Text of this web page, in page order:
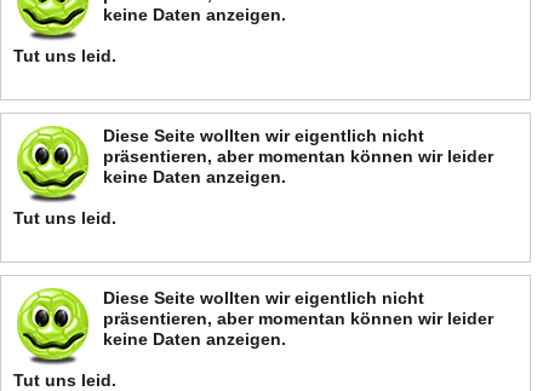
keine Daten anzeigen.
Tut uns leid.
Diese Seite wollten wir eigentlich nicht
präsentieren, aber momentan können wir leider
keine Daten anzeigen.
Tut uns leid.
Diese Seite wollten wir eigentlich nicht
präsentieren, aber momentan können wir leider
keine Daten anzeigen.
Tut uns leid.